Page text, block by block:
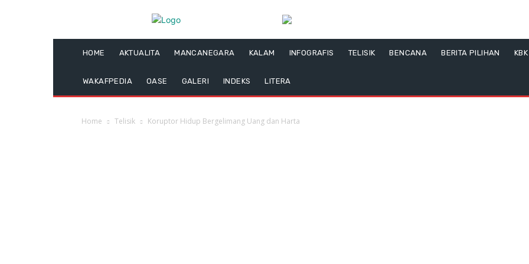
HOME AKTUALITA MANCANEGARA KALAM INFOGRAFIS TELISIK BENCANA BERITA PILIHAN
WAKAFPEDIA OASE GALERI INDEKS LITERA
Home Telisik Koruptor Hidup Bergelimang Uang dan Harta